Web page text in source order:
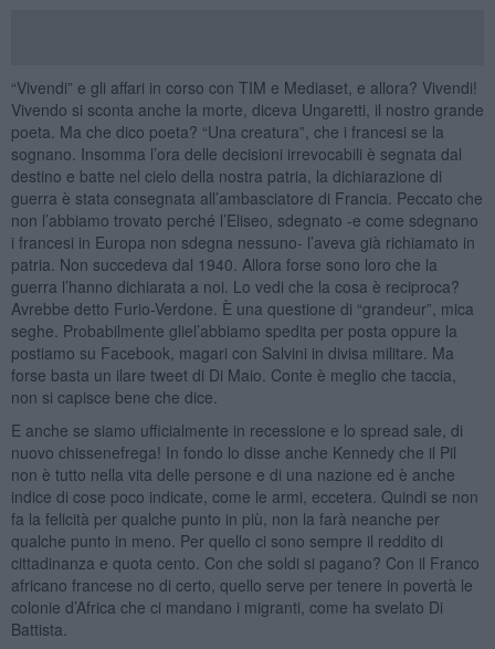
“Vivendi” e gli affari in corso con TIM e Mediaset, e allora? Vivendi!
Vivendo si sconta anche la morte, diceva Ungaretti, il nostro grande
poeta. Ma che dico poeta? “Una creatura”, che i francesi se la
sognano. Insomma l’ora delle decisioni irrevocabili è segnata dal
destino e batte nel cielo della nostra patria, la dichiarazione di
guerra è stata consegnata all’ambasciatore di Francia. Peccato che
non l’abbiamo trovato perché l’Eliseo, sdegnato -e come sdegnano
i francesi in Europa non sdegna nessuno- l’aveva già richiamato in
patria. Non succedeva dal 1940. Allora forse sono loro che la
guerra l’hanno dichiarata a noi. Lo vedi che la cosa è reciproca?
Avrebbe detto Furio-Verdone. È una questione di “grandeur”, mica
seghe. Probabilmente gliel’abbiamo spedita per posta oppure la
postiamo su Facebook, magari con Salvini in divisa militare. Ma
forse basta un ilare tweet di Di Maio. Conte è meglio che taccia,
non si capisce bene che dice.
E anche se siamo ufficialmente in recessione e lo spread sale, di
nuovo chissenefrega! In fondo lo disse anche Kennedy che il Pil
non è tutto nella vita delle persone e di una nazione ed è anche
indice di cose poco indicate, come le armi, eccetera. Quindi se non
fa la felicità per qualche punto in più, non la farà neanche per
qualche punto in meno. Per quello ci sono sempre il reddito di
cittadinanza e quota cento. Con che soldi si pagano? Con il Franco
africano francese no di certo, quello serve per tenere in povertà le
colonie d’Africa che ci mandano i migranti, come ha svelato Di
Battista.